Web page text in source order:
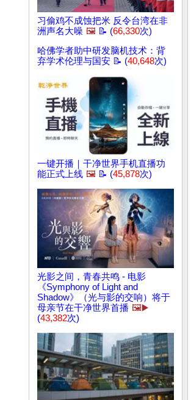
习偷鸡不成蚀把米 反令台湾在非
洲声名大噪 🖼️ 📝 (66,330次)
哈佛学者助中研发脑机技术：背
弃学术伦理与国安 📝 (40,648次)
一键开播｜干净世界手机直播功
能正式上线 🖼️ 📝 (45,878次)
光影之间，青春共鸣 - 电影
《Symphony of Light and
Shadow》（光与影的交响）将于
母亲节在干净世界首播 🖼️▶️
(43,382次)